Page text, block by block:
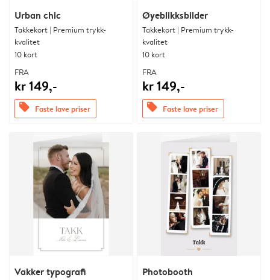
Urban chic
Takkekort | Premium trykk-
kvalitet
10 kort
FRA
kr 149,-
offers Faste lave priser
Øyeblikksbilder
Takkekort | Premium trykk-
kvalitet
10 kort
FRA
kr 149,-
offers Faste lave priser
Vakker typografi Photobooth